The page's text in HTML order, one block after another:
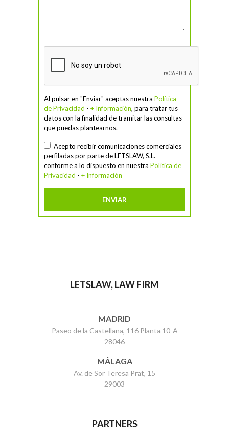
Al pulsar en "Enviar" aceptas nuestra Política
de Privacidad - + Información, para tratar tus
datos con la finalidad de tramitar las consultas
que puedas plantearnos.
Acepto recibir comunicaciones comerciales
perfiladas por parte de LETSLAW, S.L.
conforme a lo dispuesto en nuestra Política de
Privacidad - + Información
LETSLAW, LAW FIRM
MADRID
Paseo de la Castellana, 116 Planta 10-A
28046
MÁLAGA
Av. de Sor Teresa Prat, 15
29003
PARTNERS